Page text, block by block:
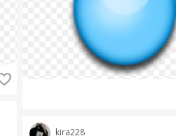
kira228